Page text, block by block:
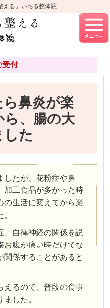
える』いちる整体院
受付
鼻炎が楽
ら、腸の大
した
したが、花粉症や鼻
加工食品が多かった時
の生活に変えてから楽
、自律神経の関係を説
お腹が痛い時だけでな
関係することがあると
えるので、普段の食事
した。